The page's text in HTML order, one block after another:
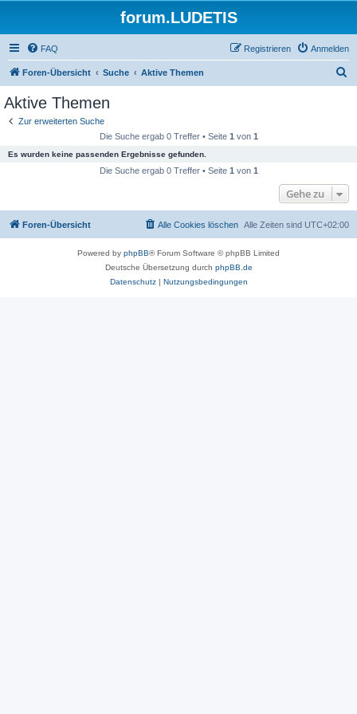
forum.LUDETIS
FAQ Anmelden
Registrieren
Foren-Übersicht Suche Aktive Themen
Aktive Themen
Zur erweiterten Suche
Die Suche ergab 0 Treffer • Seite 1 von 1
Es wurden keine passenden Ergebnisse gefunden.
Die Suche ergab 0 Treffer • Seite 1 von 1
Gehe zu
Foren-Übersicht Alle Zeiten sind UTC+02:00
Alle Cookies löschen
Powered by phpBB® Forum Software © phpBB Limited
Deutsche Übersetzung durch phpBB.de
Datenschutz| Nutzungsbedingungen